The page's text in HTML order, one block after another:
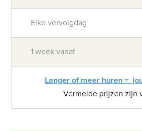
Elke vervolgdag
1 week vanaf
Langer of meer huren =
Vermelde prijzen zijn